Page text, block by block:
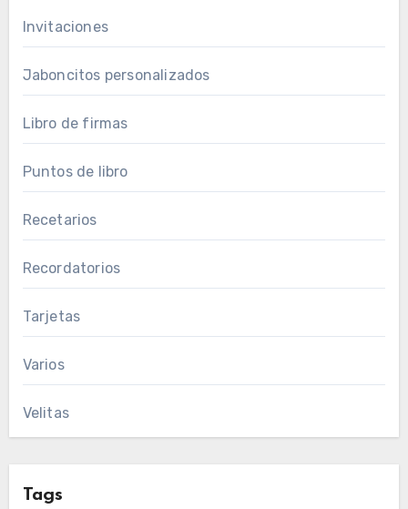
Invitaciones
Jaboncitos personalizados
Libro de firmas
Puntos de libro
Recetarios
Recordatorios
Tarjetas
Varios
Velitas
Tags